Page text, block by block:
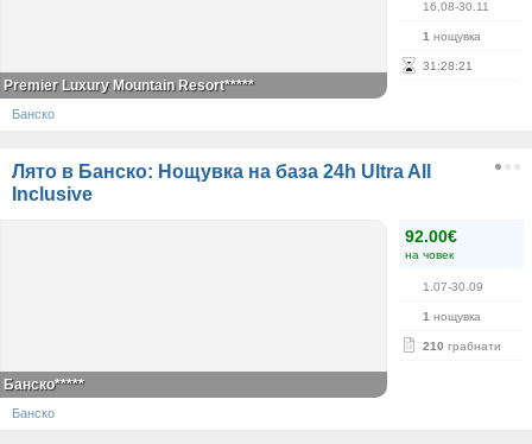
16.08-30.11
1 нощувка
31 :28:21
Premier Luxury Mountain Resort*****
Банско
Лято в Банско: Нощувка на база 24h Ultra All
Inclusive
92.00€
на човек
1.07-30.09
1 нощувка
210 грабнати
Банско*****
Банско